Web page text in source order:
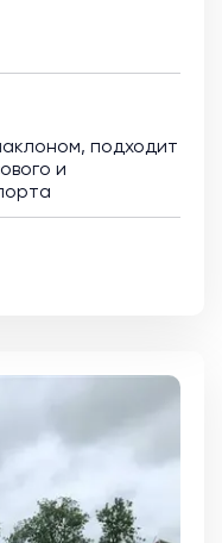
подходит
и